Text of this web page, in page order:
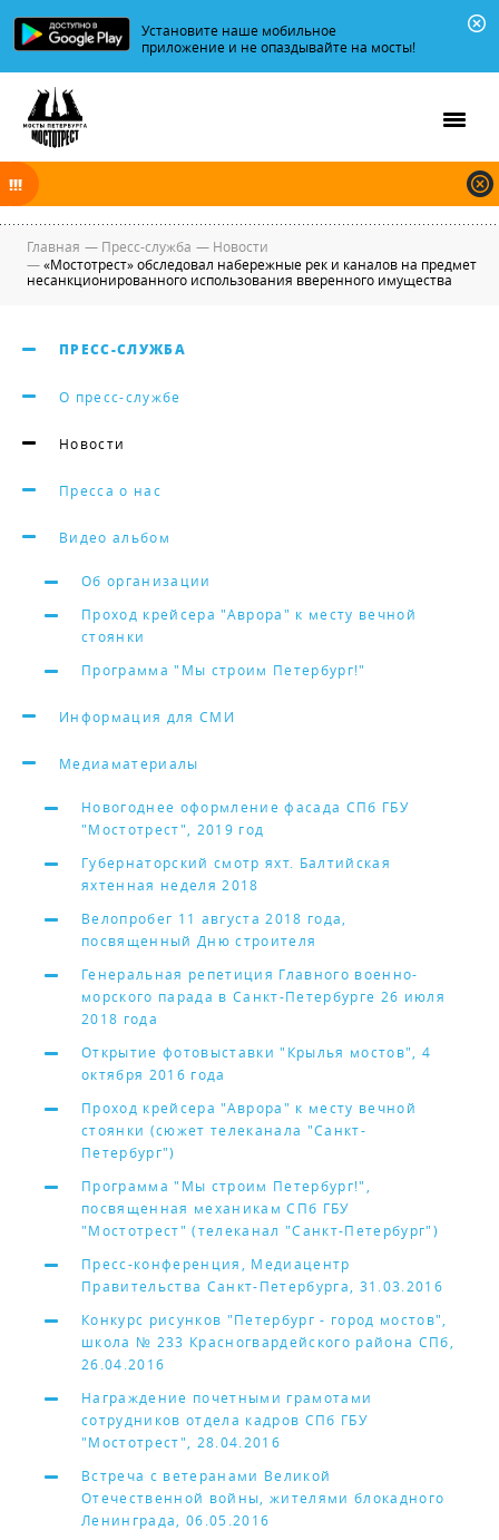
Установите наше мобильное
приложение и не опаздывайте на мосты!
В ночь на 08.08.2026 мосты по Неве и Большой Неве разводятся по
графику.
Главная — Пресс-служба — Новости
—«Мостотрест» обследовал набережные рек и каналов на предмет
несанкционированного использования вверенного имущества
ПРЕСС-СЛУЖБА
О пресс-службе
Новости
Пресса о нас
Видео альбом
Об организации
Проход крейсера "Аврора" к месту вечной
стоянки
Программа "Мы строим Петербург!"
Информация для СМИ
Медиаматериалы
Новогоднее оформление фасада СПб ГБУ
"Мостотрест", 2019 год
Губернаторский смотр яхт. Балтийская
яхтенная неделя 2018
Велопробег 11 августа 2018 года,
посвященный Дню строителя
Генеральная репетиция Главного военно-
морского парада в Санкт-Петербурге 26 июля
2018 года
Открытие фотовыставки "Крылья мостов", 4
октября 2016 года
Проход крейсера "Аврора" к месту вечной
стоянки (сюжет телеканала "Санкт-
Петербург")
Программа "Мы строим Петербург!",
посвященная механикам СПб ГБУ
"Мостотрест" (телеканал "Санкт-Петербург")
Пресс-конференция, Медиацентр
Правительства Санкт-Петербурга, 31.03.2016
Конкурс рисунков "Петербург - город мостов",
школа № 233 Красногвардейского района СПб,
26.04.2016
Награждение почетными грамотами
сотрудников отдела кадров СПб ГБУ
"Мостотрест", 28.04.2016
Встреча с ветеранами Великой
Отечественной войны, жителями блокадного
Ленинграда, 06.05.2016